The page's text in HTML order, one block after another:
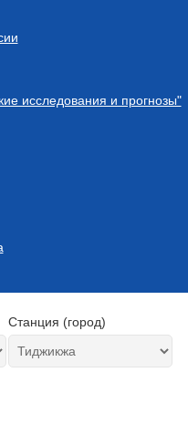
исследования и прогнозы"
Станция (город)